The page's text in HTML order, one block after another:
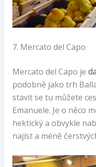
7. Mercato del Capo
Mercato del Capo je
podobně jako trh
stavit se tu můžete
Emanuele. Je o něco
hektický a obvykle
najíst a méně